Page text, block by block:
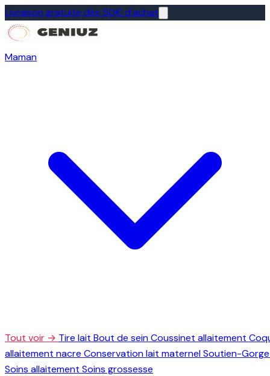
Livraison gratuite dès 50€ d'achat
Maman
Tout voir → Tire lait Bout de seinCoussinet allaitement
allaitement nacre Conservation lait maternelSoutien-
Soins allaitement Soins grossesse